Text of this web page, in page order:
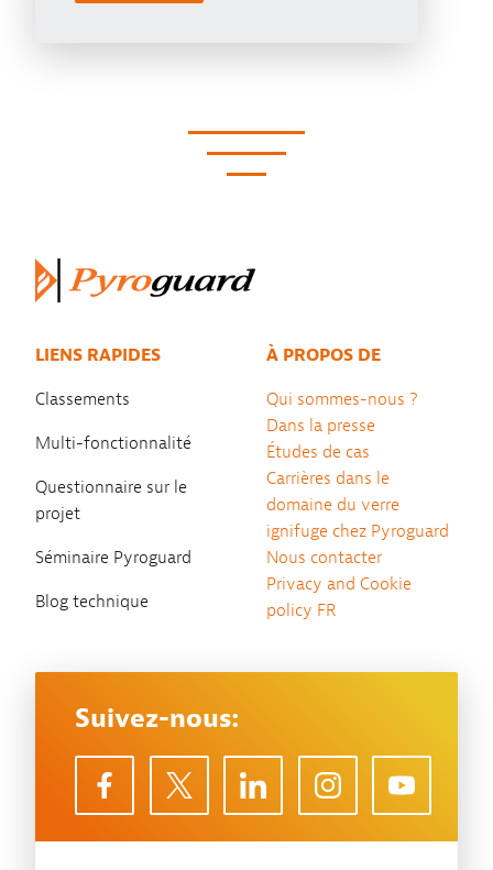
LIENS RAPIDES
Classements
Multi-fonctionnalité
Questionnaire sur le
projet
Séminaire Pyroguard
Blog technique
À PROPOS DE
Qui sommes-nous ?
Dans la presse
Études de cas
Carrières dans le
domaine du verre
ignifuge chez Pyroguard
Nous contacter
Privacy and Cookie
policy FR
Suivez-nous: